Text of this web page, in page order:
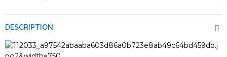
DESCRIPTION